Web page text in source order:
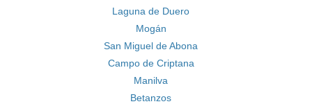
Laguna de Duero
Mogán
San Miguel de Abona
Campo de Criptana
Manilva
Betanzos